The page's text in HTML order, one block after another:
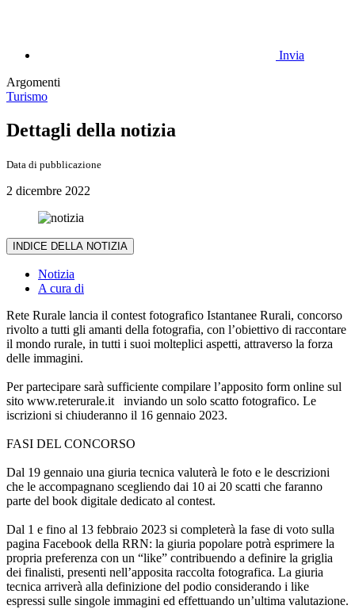
Invia
Argomenti
Turismo
Dettagli della notizia
Data di pubblicazione
2 dicembre 2022
INDICE DELLA NOTIZIA
Notizia
A cura di
Rete Rurale lancia il contest fotografico Istantanee Rurali, concorso
rivolto a tutti gli amanti della fotografia, con l’obiettivo di raccontare
il mondo rurale, in tutti i suoi molteplici aspetti, attraverso la forza
delle immagini.
Per partecipare sarà sufficiente compilare l’apposito form online sul
sito www.reterurale.it inviando un solo scatto fotografico. Le
iscrizioni si chiuderanno il 16 gennaio 2023.
FASI DEL CONCORSO
Dal 19 gennaio una giuria tecnica valuterà le foto e le descrizioni
che le accompagnano scegliendo dai 10 ai 20 scatti che faranno
parte del book digitale dedicato al contest.
Dal 1 e fino al 13 febbraio 2023 si completerà la fase di voto sulla
pagina Facebook della RRN: la giuria popolare potrà esprimere la
propria preferenza con un “like” contribuendo a definire la griglia
dei finalisti, presenti nell’apposita raccolta fotografica. La giuria
tecnica arriverà alla definizione del podio considerando i like
espressi sulle singole immagini ed effettuando un’ultima valutazione.